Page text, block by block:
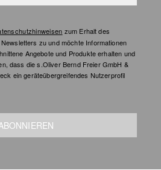
zum Erhalt des
zu und möchte Informationen
Angebote und Produkte erhalten und
dass die s.Oliver Bernd Freier GmbH &
ein geräteübergreifendes Nutzerprofil